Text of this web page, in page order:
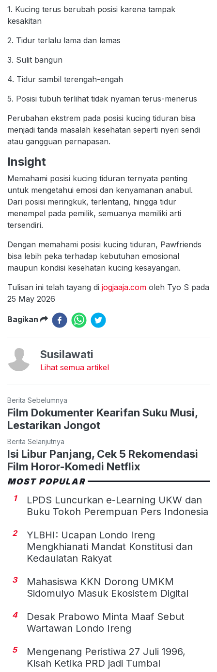
1. Kucing terus berubah posisi karena tampak
kesakitan
2. Tidur terlalu lama dan lemas
3. Sulit bangun
4. Tidur sambil terengah-engah
5. Posisi tubuh terlihat tidak nyaman terus-menerus
Perubahan ekstrem pada posisi kucing tiduran bisa
menjadi tanda masalah kesehatan seperti nyeri sendi
atau gangguan pernapasan.
Insight
Memahami posisi kucing tiduran ternyata penting
untuk mengetahui emosi dan kenyamanan anabul.
Dari posisi meringkuk, terlentang, hingga tidur
menempel pada pemilik, semuanya memiliki arti
tersendiri.
Dengan memahami posisi kucing tiduran, Pawfriends
bisa lebih peka terhadap kebutuhan emosional
maupun kondisi kesehatan kucing kesayangan.
Tulisan ini telah tayang di jogjaaja.com oleh Tyo S pada
25 May 2026
Bagikan
Susilawati
Lihat semua artikel
Berita Sebelumnya
Film Dokumenter Kearifan Suku Musi,
Lestarikan Jongot
Berita Selanjutnya
Isi Libur Panjang, Cek 5 Rekomendasi
Film Horor-Komedi Netflix
MOST POPULAR
1
LPDS Luncurkan e-Learning UKW dan
Buku Tokoh Perempuan Pers Indonesia
2
YLBHI: Ucapan Londo Ireng
Mengkhianati Mandat Konstitusi dan
Kedaulatan Rakyat
3
Mahasiswa KKN Dorong UMKM
Sidomulyo Masuk Ekosistem Digital
4
Desak Prabowo Minta Maaf Sebut
Wartawan Londo Ireng
5
Mengenang Peristiwa 27 Juli 1996,
Kisah Ketika PRD jadi Tumbal